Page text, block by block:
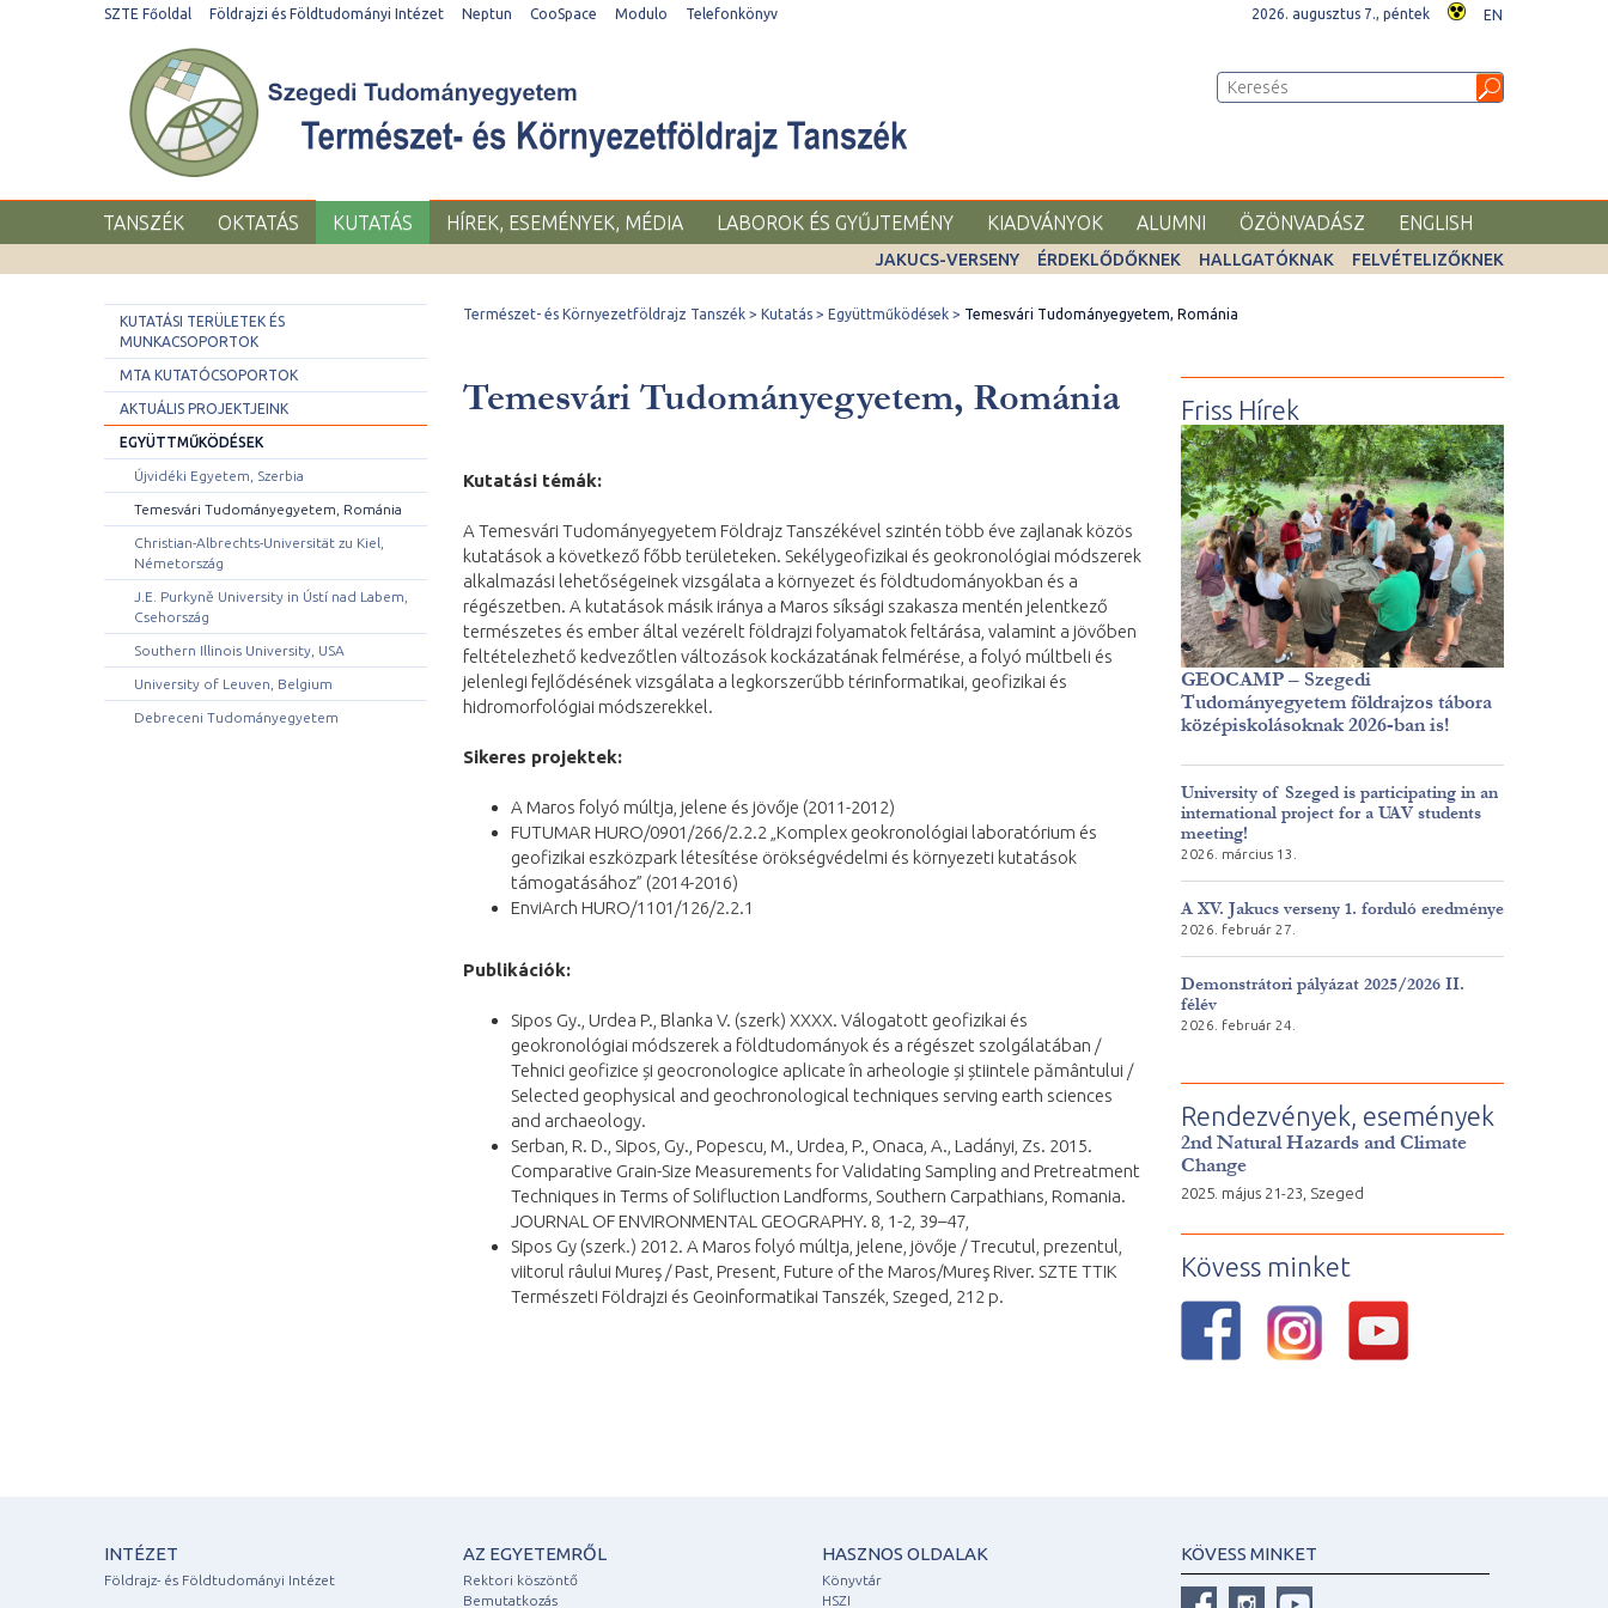
SZTE Főoldal Földrajzi és Földtudományi Intézet Neptun CooSpace Modulo Telefonkönyv 2026. augusztus 7., péntek EN
TANSZÉK OKTATÁS KUTATÁS HÍREK, ESEMÉNYEK, MÉDIA LABOROK ÉS GYŰJTEMÉNY KIADVÁNYOK ALUMNI ÖZÖNVADÁSZ ENGLISH
JAKUCS-VERSENY ÉRDEKLŐDŐKNEK HALLGATÓKNAK FELVÉTELIZŐKNEK
KUTATÁSI TERÜLETEK ÉS
MUNKACSOPORTOK
MTA KUTATÓCSOPORTOK
AKTUÁLIS PROJEKTJEINK
EGYÜTTMŰKÖDÉSEK
Újvidéki Egyetem, Szerbia
Temesvári Tudományegyetem, Románia
Christian-Albrechts-Universität zu Kiel,
Németország
J.E. Purkyně University in Ústí nad Labem,
Csehország
Southern Illinois University, USA
University of Leuven, Belgium
Debreceni Tudományegyetem
Természet- és Környezetföldrajz Tanszék Kutatás Együttműködések Temesvári Tudományegyetem, Románia
Temesvári Tudományegyetem, Románia
Kutatási témák:
A Temesvári Tudományegyetem Földrajz Tanszékével szintén több éve zajlanak közös
kutatások a következő főbb területeken. Sekélygeofizikai és geokronológiai módszerek
alkalmazási lehetőségeinek vizsgálata a környezet és földtudományokban és a
régészetben. A kutatások másik iránya a Maros síksági szakasza mentén jelentkező
természetes és ember által vezérelt földrajzi folyamatok feltárása, valamint a jövőben
feltételezhető kedvezőtlen változások kockázatának felmérése, a folyó múltbeli és
jelenlegi fejlődésének vizsgálata a legkorszerűbb térinformatikai, geofizikai és
hidromorfológiai módszerekkel.
Sikeres projektek:
A Maros folyó múltja, jelene és jövője (2011-2012)
FUTUMAR HURO/0901/266/2.2.2 „Komplex geokronológiai laboratórium és
geofizikai eszközpark létesítése örökségvédelmi és környezeti kutatások
támogatásához” (2014-2016)
EnviArch HURO/1101/126/2.2.1
Publikációk:
Sipos Gy., Urdea P., Blanka V. (szerk) XXXX. Válogatott geofizikai és
geokronológiai módszerek a földtudományok és a régészet szolgálatában /
Tehnici geofizice și geocronologice aplicate în arheologie și știintele pământului /
Selected geophysical and geochronological techniques serving earth sciences
and archaeology.
Serban, R. D., Sipos, Gy., Popescu, M., Urdea, P., Onaca, A., Ladányi, Zs. 2015.
Comparative Grain-Size Measurements for Validating Sampling and Pretreatment
Techniques in Terms of Solifluction Landforms, Southern Carpathians, Romania.
JOURNAL OF ENVIRONMENTAL GEOGRAPHY. 8, 1-2, 39–47,
Sipos Gy (szerk.) 2012. A Maros folyó múltja, jelene, jövője / Trecutul, prezentul,
viitorul râului Mureş / Past, Present, Future of the Maros/Mureş River. SZTE TTIK
Természeti Földrajzi és Geoinformatikai Tanszék, Szeged, 212 p.
Friss Hírek
GEOCAMP – Szegedi
Tudományegyetem földrajzos tábora
középiskolásoknak 2026-ban is!
University of Szeged is participating in an
international project for a UAV students
meeting!
2026. március 13.
A XV. Jakucs verseny 1. forduló eredménye
2026. február 27.
Demonstrátori pályázat 2025/2026 II.
félév
2026. február 24.
Rendezvények, események
2nd Natural Hazards and Climate
Change
2025. május 21-23, Szeged
Kövess minket
INTÉZET
Földrajz- és Földtudományi Intézet
AZ EGYETEMRŐL
Rektori köszöntő
Bemutatkozás
HASZNOS OLDALAK
Könyvtár
HSZI
KÖVESS MINKET